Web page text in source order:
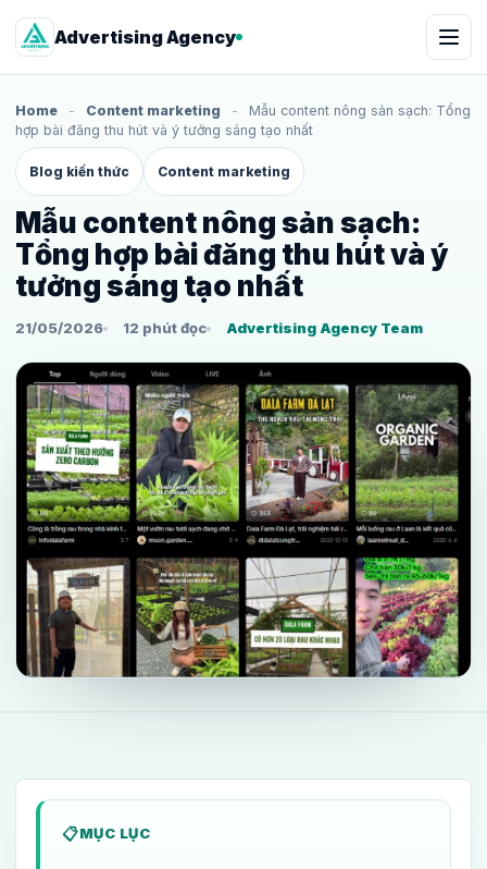
Advertising Agency
Home - Content marketing -
Mẫu content nông sản sạch: Tổng
hợp bài đăng thu hút và ý tưởng sáng tạo nhất
Blog kiến thức Content marketing
Mẫu content nông sản sạch:
Tổng hợp bài đăng thu hút và ý
tưởng sáng tạo nhất
21/05/2026 12 phút đọc Advertising Agency Team
MỤC LỤC